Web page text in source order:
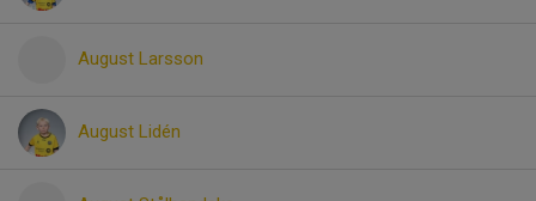
August Larsson
August Lidén